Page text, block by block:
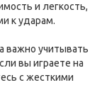
и легкость,
к ударам.
важно учитывать
вы играете на
с жесткими